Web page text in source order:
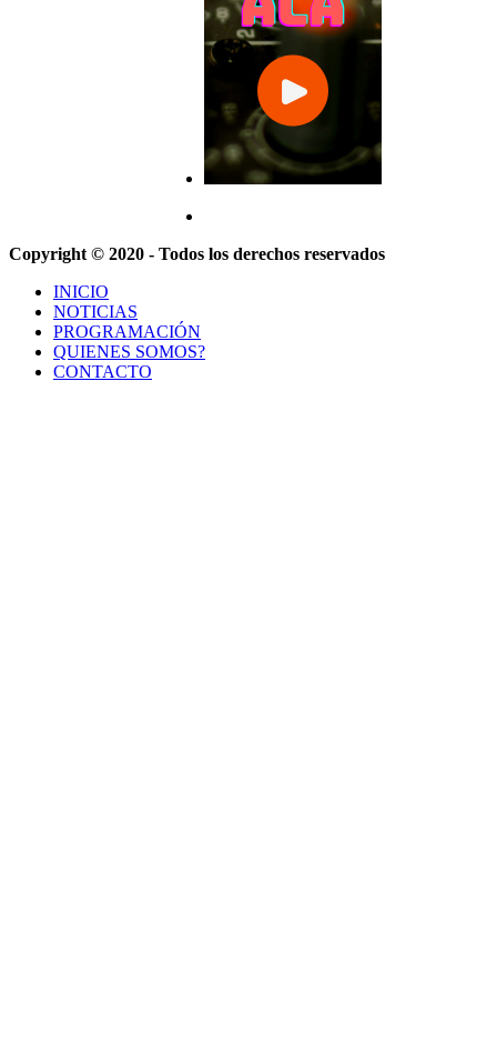
Copyright © 2020 - Todos los derechos reservados
INICIO
NOTICIAS
PROGRAMACIÓN
QUIENES SOMOS?
CONTACTO